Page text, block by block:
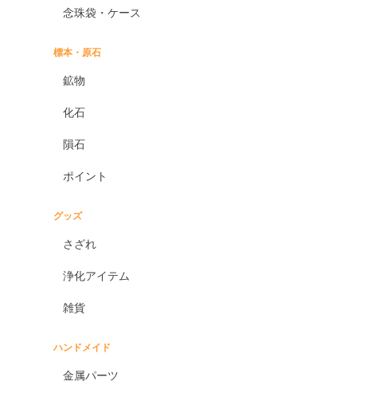
念珠袋・ケース
標本・原石
鉱物
化石
隕石
ポイント
グッズ
さざれ
浄化アイテム
雑貨
ハンドメイド
金属パーツ